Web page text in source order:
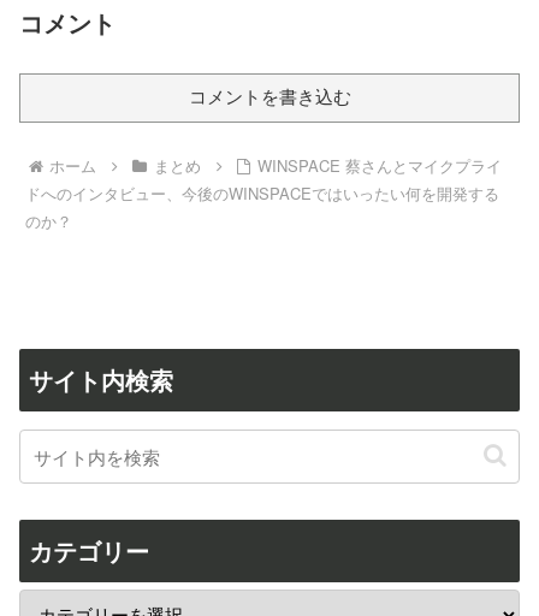
コメント
コメントを書き込む
ホーム まとめ
WINSPACE 蔡さんとマイクプライ
ドへのインタビュー、今後のWINSPACEではいったい何を開発する
のか？
サイト内検索
カテゴリー